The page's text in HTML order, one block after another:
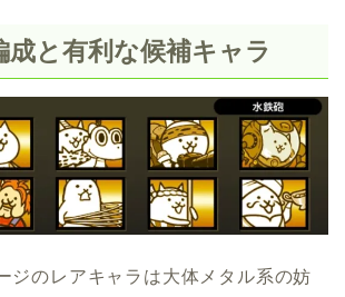
成と有利な候補キャラ
ジのレアキャラは大体メタル系の妨